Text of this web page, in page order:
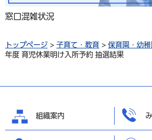
窓口混雑状況
トップページ > 子育て・教育 > 保育園・幼稚
年度 育児休業明け入所予約 抽選結果
組織案内